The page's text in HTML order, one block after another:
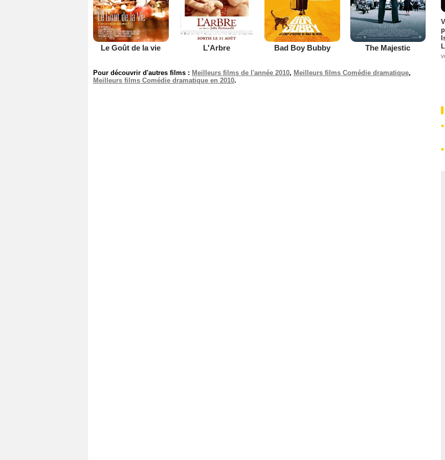
Le Goût de la vie L'Arbre Bad Boy Bubby The Majestic
Pour découvrir d'autres films : Meilleurs films de l'année 2010, Meilleurs films Comédie dramatique,
Meilleurs films Comédie dramatique en 2010.